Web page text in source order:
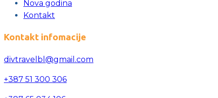
Nova godina
Kontakt
Kontakt infomacije
divtravelbl@gmail.com
+387 51 300 306